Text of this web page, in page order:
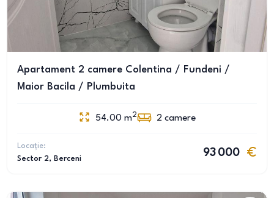
Apartament 2 camere Colentina / Fundeni /
Maior Bacila / Plumbuita
54.00 m2 2 camere
Locație:
Sector 2, Berceni
93 000